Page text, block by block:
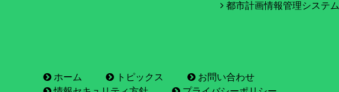
都市計画情報管理システム
ホーム トピックス
お問い合わせ